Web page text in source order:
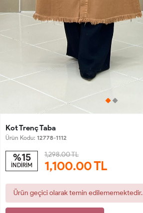
Kot Trenç Taba
Ürün Kodu: 12778-1112
%15
İNDİRİM
1,298.00 TL
1,100.00TL
Ürün geçici olarak temin edilememektedir.